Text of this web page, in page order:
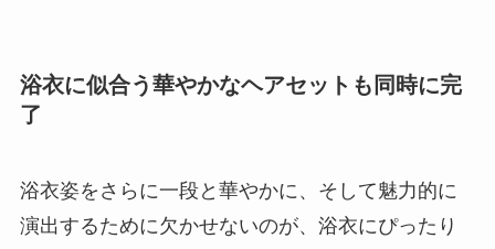
浴衣に似合う華やかなヘアセットも同時に完
了
浴衣姿をさらに一段と華やかに、そして魅力的に
演出するために欠かせないのが、浴衣にぴったり